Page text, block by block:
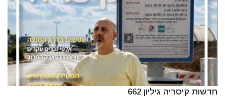
חדשות קיסריה גיליון 662